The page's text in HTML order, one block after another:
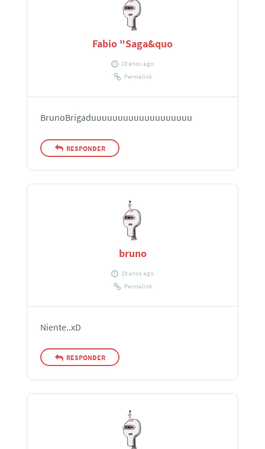
Fabio "Saga&quo
19 anos ago
Permalink
BrunoBrigaduuuuuuuuuuuuuuuuuuu
RESPONDER
bruno
19 anos ago
Permalink
Niente..xD
RESPONDER